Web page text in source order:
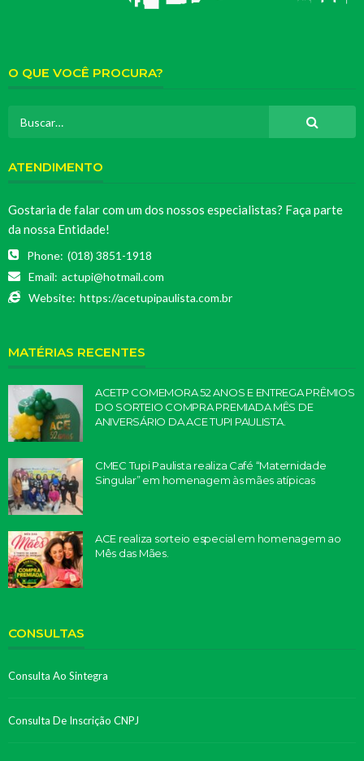
O QUE VOCÊ PROCURA?
ATENDIMENTO
Gostaria de falar com um dos nossos especialistas? Faça parte
da nossa Entidade!
Phone: (018) 3851-1918
Email: actupi@hotmail.com
Website: https://acetupipaulista.com.br
MATÉRIAS RECENTES
ACETP COMEMORA 52 ANOS E ENTREGA PRÊMIOS
DO SORTEIO COMPRA PREMIADA MÊS DE
ANIVERSÁRIO DA ACE TUPI PAULISTA.
CMEC Tupi Paulista realiza Café “Maternidade
Singular” em homenagem às mães atípicas
ACE realiza sorteio especial em homenagem ao
Mês das Mães.
CONSULTAS
Consulta Ao Sintegra
Consulta De Inscrição CNPJ